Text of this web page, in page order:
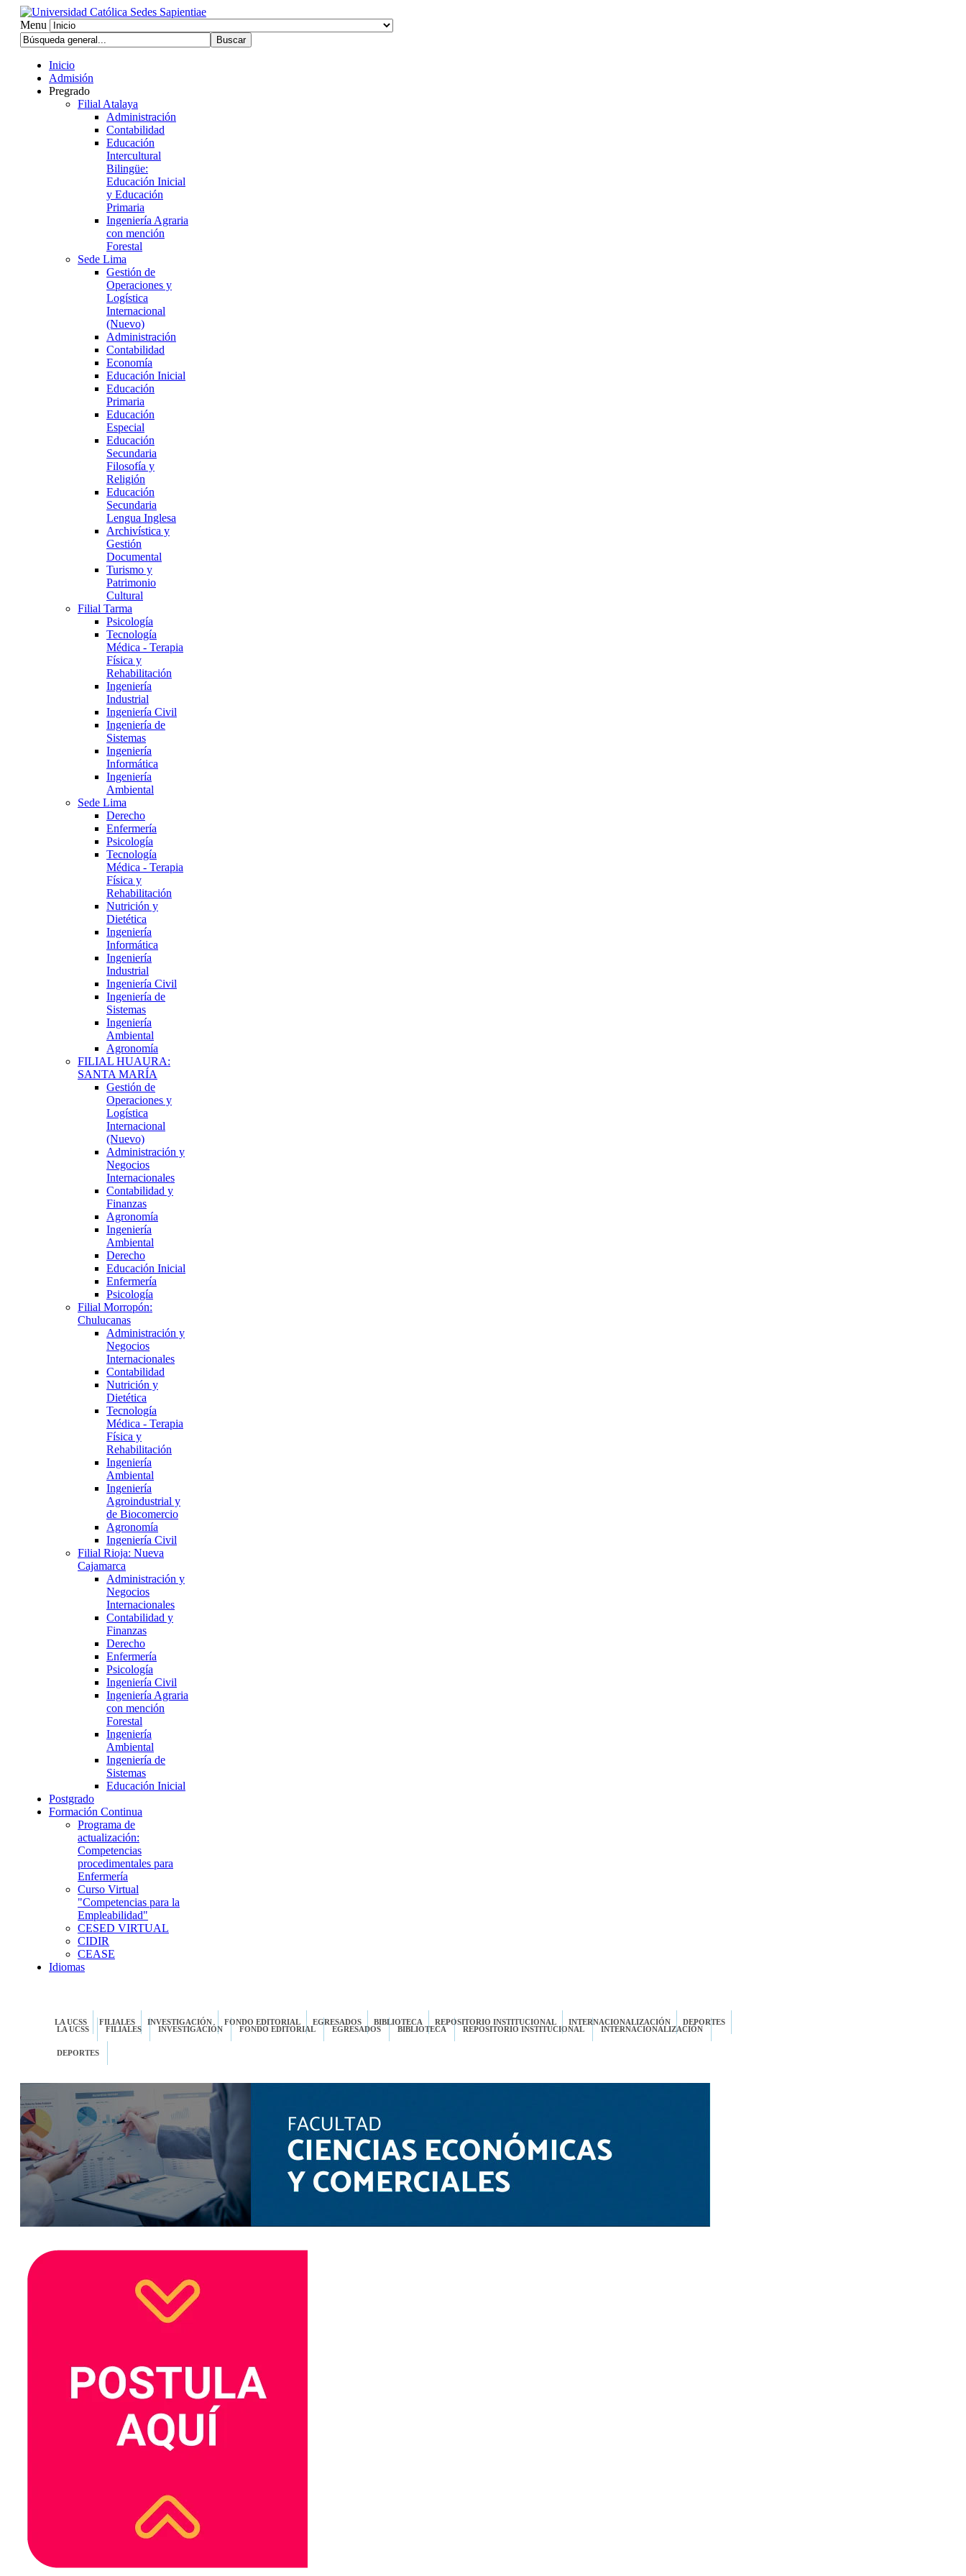
Menu
Inicio
Admisión
Pregrado
Filial Atalaya
Administración
Contabilidad
Educación
Intercultural
Bilingüe:
Educación Inicial
y Educación
Primaria
Ingeniería Agraria
con mención
Forestal
Sede Lima
Gestión de
Operaciones y
Logística
Internacional
(Nuevo)
Administración
Contabilidad
Economía
Educación Inicial
Educación
Primaria
Educación
Especial
Educación
Secundaria
Filosofía y
Religión
Educación
Secundaria
Lengua Inglesa
Archivística y
Gestión
Documental
Turismo y
Patrimonio
Cultural
Filial Tarma
Psicología
Tecnología
Médica - Terapia
Física y
Rehabilitación
Ingeniería
Industrial
Ingeniería Civil
Ingeniería de
Sistemas
Ingeniería
Informática
Ingeniería
Ambiental
Sede Lima
Derecho
Enfermería
Psicología
Tecnología
Médica - Terapia
Física y
Rehabilitación
Nutrición y
Dietética
Ingeniería
Informática
Ingeniería
Industrial
Ingeniería Civil
Ingeniería de
Sistemas
Ingeniería
Ambiental
Agronomía
FILIAL HUAURA:
SANTA MARÍA
Gestión de
Operaciones y
Logística
Internacional
(Nuevo)
Administración y
Negocios
Internacionales
Contabilidad y
Finanzas
Agronomía
Ingeniería
Ambiental
Derecho
Educación Inicial
Enfermería
Psicología
Filial Morropón:
Chulucanas
Administración y
Negocios
Internacionales
Contabilidad
Nutrición y
Dietética
Tecnología
Médica - Terapia
Física y
Rehabilitación
Ingeniería
Ambiental
Ingeniería
Agroindustrial y
de Biocomercio
Agronomía
Ingeniería Civil
Filial Rioja: Nueva
Cajamarca
Administración y
Negocios
Internacionales
Contabilidad y
Finanzas
Derecho
Enfermería
Psicología
Ingeniería Civil
Ingeniería Agraria
con mención
Forestal
Ingeniería
Ambiental
Ingeniería de
Sistemas
Educación Inicial
Postgrado
Formación Continua
Programa de
actualización:
Competencias
procedimentales para
Enfermería
Curso Virtual
"Competencias para la
Empleabilidad"
CESED VIRTUAL
CIDIR
CEASE
Idiomas
LA UCSS FILIALES INVESTIGACIÓN FONDO EDITORIAL EGRESADOS BIBLIOTECA REPOSITORIO INSTITUCIONAL INTERNACIONALIZACIÓN
DEPORTES
LA UCSS
FILIALES INVESTIGACIÓN FONDO EDITORIAL EGRESADOS BIBLIOTECA REPOSITORIO INSTITUCIONAL INTERNACIONALIZACIÓN
DEPORTES